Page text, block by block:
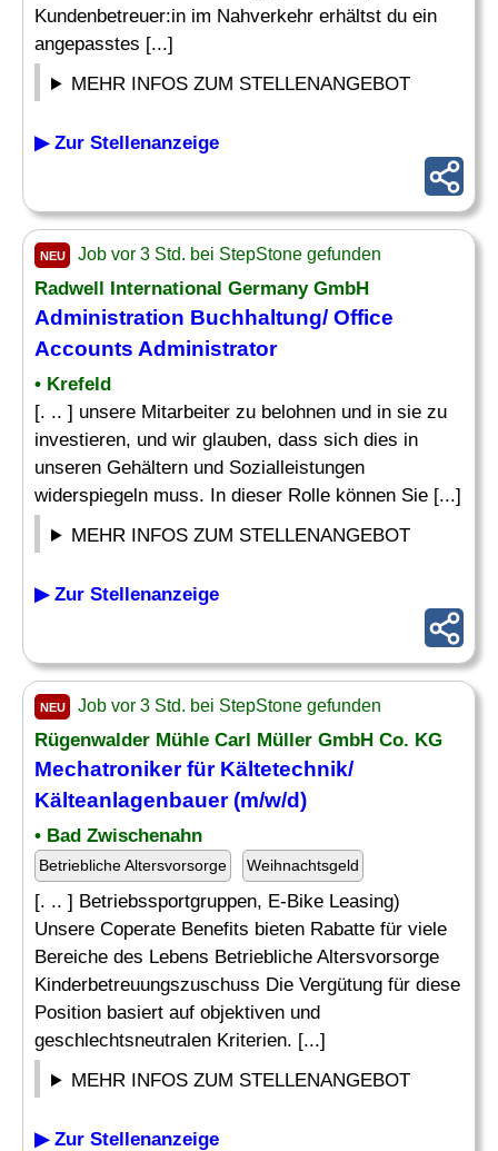
Kundenbetreuer:in im Nahverkehr erhältst du ein
angepasstes [...]
MEHR INFOS ZUM STELLENANGEBOT
▶ Zur Stellenanzeige
NEU Job vor 3 Std. bei StepStone gefunden
Radwell International Germany GmbH
Administration Buchhaltung/ Office
Accounts Administrator
• Krefeld
[. .. ] unsere Mitarbeiter zu belohnen und in sie zu
investieren, und wir glauben, dass sich dies in
unseren Gehältern und Sozialleistungen
widerspiegeln muss. In dieser Rolle können Sie [...]
MEHR INFOS ZUM STELLENANGEBOT
▶ Zur Stellenanzeige
NEU Job vor 3 Std. bei StepStone gefunden
Rügenwalder Mühle Carl Müller GmbH Co. KG
Mechatroniker für Kältetechnik/
Kälteanlagenbauer (m/w/d)
• Bad Zwischenahn
Betriebliche Altersvorsorge Weihnachtsgeld
[. .. ] Betriebssportgruppen, E-Bike Leasing)
Unsere Coperate Benefits bieten Rabatte für viele
Bereiche des Lebens Betriebliche Altersvorsorge
Kinderbetreuungszuschuss Die Vergütung für diese
Position basiert auf objektiven und
geschlechtsneutralen Kriterien. [...]
MEHR INFOS ZUM STELLENANGEBOT
▶ Zur Stellenanzeige